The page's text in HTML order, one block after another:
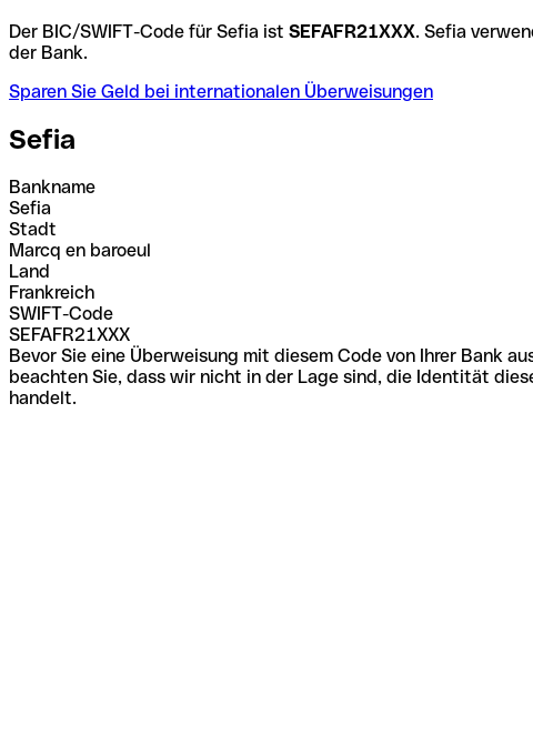
Der BIC/SWIFT-Code für Sefia ist SEFAFR21XXX. Sefia
der Bank.
Sparen Sie Geld bei internationalen Überweisungen
Sefia
Bankname
Sefia
Stadt
Marcq en baroeul
Land
Frankreich
SWIFT-Code
SEFAFR21XXX
Bevor Sie eine Überweisung mit diesem Code von Ihrer Bank
beachten Sie, dass wir nicht in der Lage sind, die Identität
handelt.